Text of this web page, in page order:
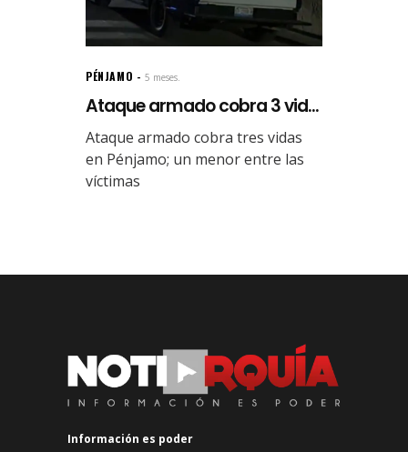
PÉNJAMO 5 meses.
Ataque armado cobra 3 vid...
Ataque armado cobra tres vidas
en Pénjamo; un menor entre las
víctimas
Información es poder